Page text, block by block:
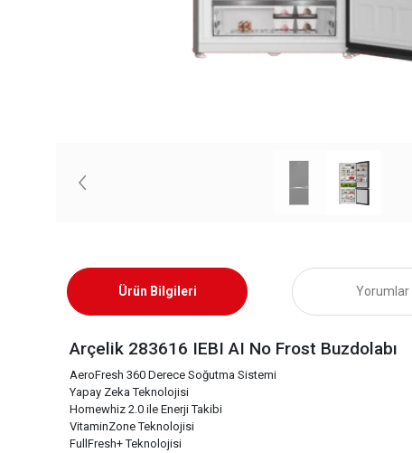
Ürün Bilgileri Yorumlar
Arçelik 283616 IEBI AI No Frost Buzdolabı
AeroFresh 360 Derece Soğutma Sistemi
Yapay Zeka Teknolojisi
Homewhiz 2.0 ile Enerji Takibi
VitaminZone Teknolojisi
FullFresh+ Teknolojisi